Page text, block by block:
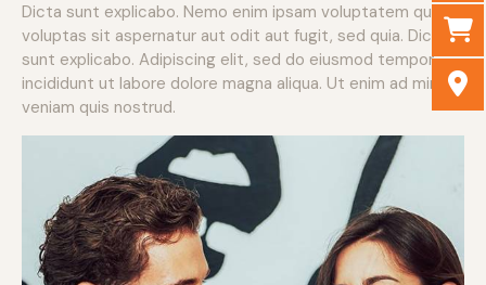
Dicta sunt explicabo. Nemo enim ipsam voluptatem quia
voluptas sit aspernatur aut odit aut fugit, sed quia. Dicta
sunt explicabo. Adipiscing elit, sed do eiusmod tempor
incididunt ut labore dolore magna aliqua. Ut enim ad minim
veniam quis nostrud.